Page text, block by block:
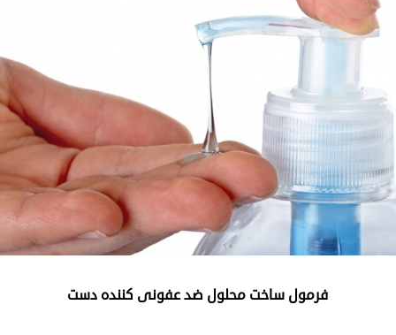
فرمول ساخت محلول ضد عفونی کننده دست